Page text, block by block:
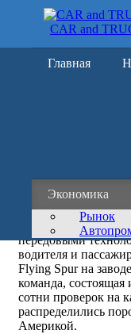
CAR and
Главная
Экономика
Рынок
Bentley
Трудовой
наиболее
запуска в
флагманский
было сокращено
передовыми
водителя и
Flying Spur на
команда, состоящая
сотни проверок на
распределились
Америкой.